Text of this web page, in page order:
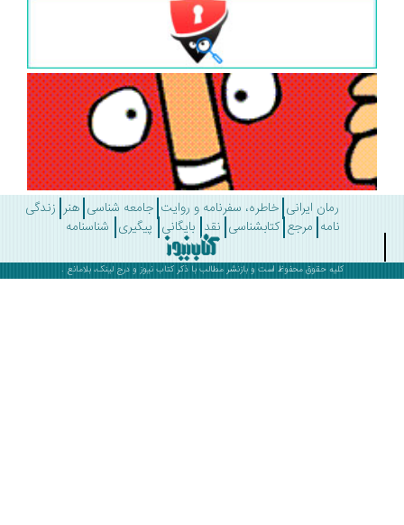
رمان ایرانی خاطره، سفرنامه و روایت جامعه شناسی هنر زندگی
مرجع کتابشناسی نقد بایگانی پیگیری شناسنامه
کلیه حقوق محفوظ است و بازنشر مطالب با ذکرکتاب نیوز و درج لینک، بلامانع .